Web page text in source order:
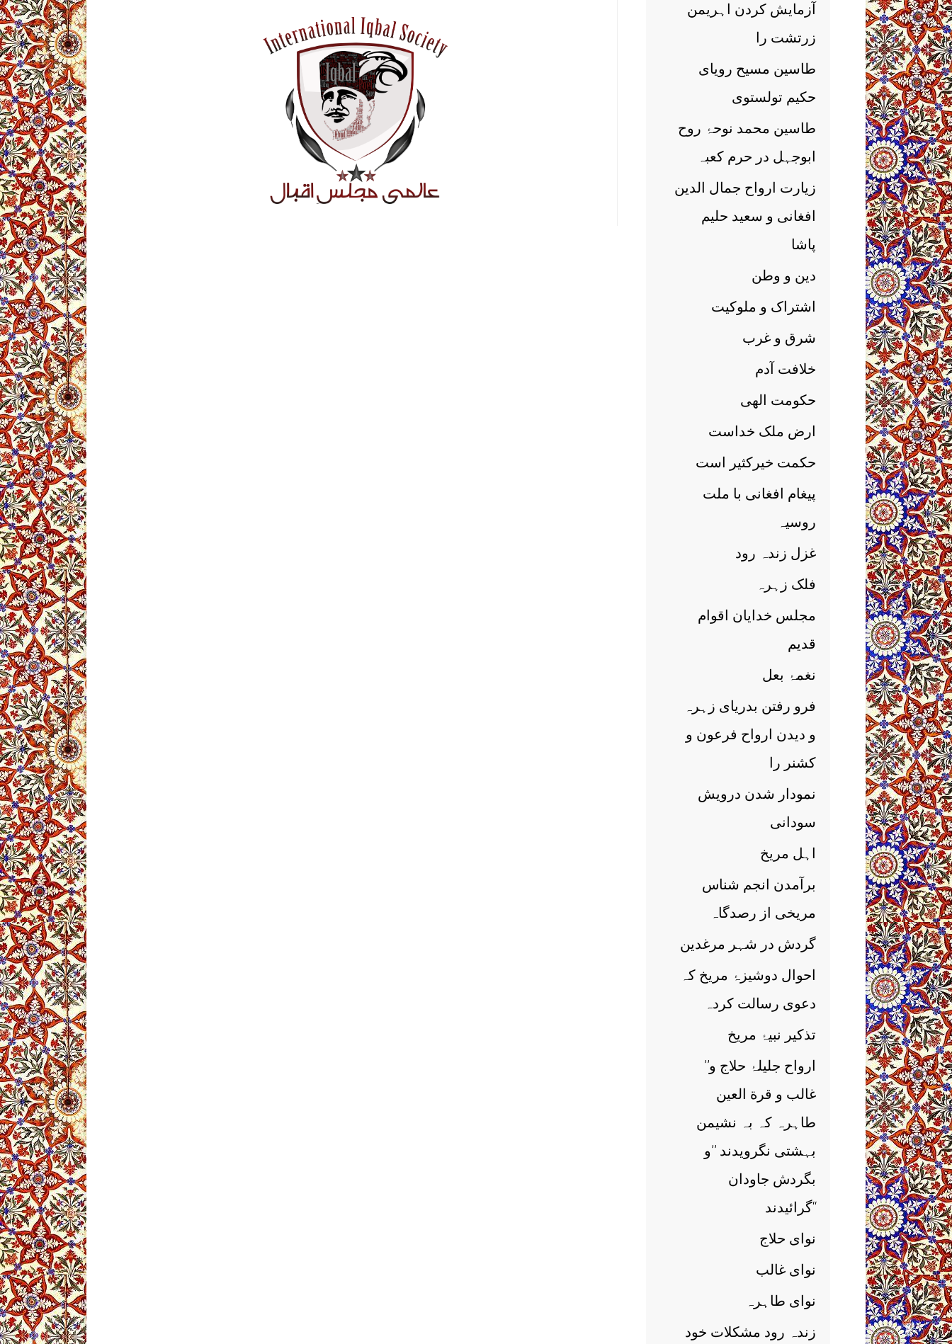
آزمایش کردن اہریمن
زرتشت را
طاسین مسیح رویای
حکیم تولستوی
طاسین محمد نوحۂ روح
ابوجہل در حرم کعبہ
زیارت ارواح جمال الدین
افغانی و سعید حلیم
پاشا
دین و وطن
اشتراک و ملوکیت
شرق و غرب
خلافت آدم
حکومت الھی
ارض ملک خداست
حکمت خیرکثیر است
پیغام افغانی با ملت
روسیہ
غزل زندہ رود
فلک زہرہ
مجلس خدایان اقوام
قدیم
نغمۂ بعل
فرو رفتن بدریای زہرہ
و دیدن ارواح فرعون و
کشنر را
نمودار شدن درویش
سودانی
اہل مریخ
برآمدن انجم شناس
مریخی از رصدگاہ
گردش در شہر مرغدین
احوال دوشیزۂ مریخ کہ
دعوی رسالت کردہ
تذکیر نبیۂ مریخ
’’ارواح جلیلۂ حلاج و
غالب و قرة العین
طاہرہ کہ بہ نشیمن
بہشتی نگرویدند ’’و
بگردش جاودان
گرائیدند‘‘
نوای حلاج
نوای غالب
نوای طاہرہ
زندہ رود مشکلات خود